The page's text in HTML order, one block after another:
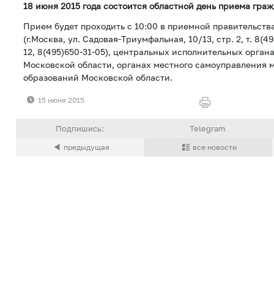
18 июня 2015 года состоится областной день приема
Прием будет проходить с 10:00 в приемной
(г.Москва, ул. Садовая-Триумфальная, 10/13, стр. 2, т.
12, 8(495)650-31-05), центральных исполнительных
Московской области, органах местного самоуправления
образований Московской области.
15 июня 2015